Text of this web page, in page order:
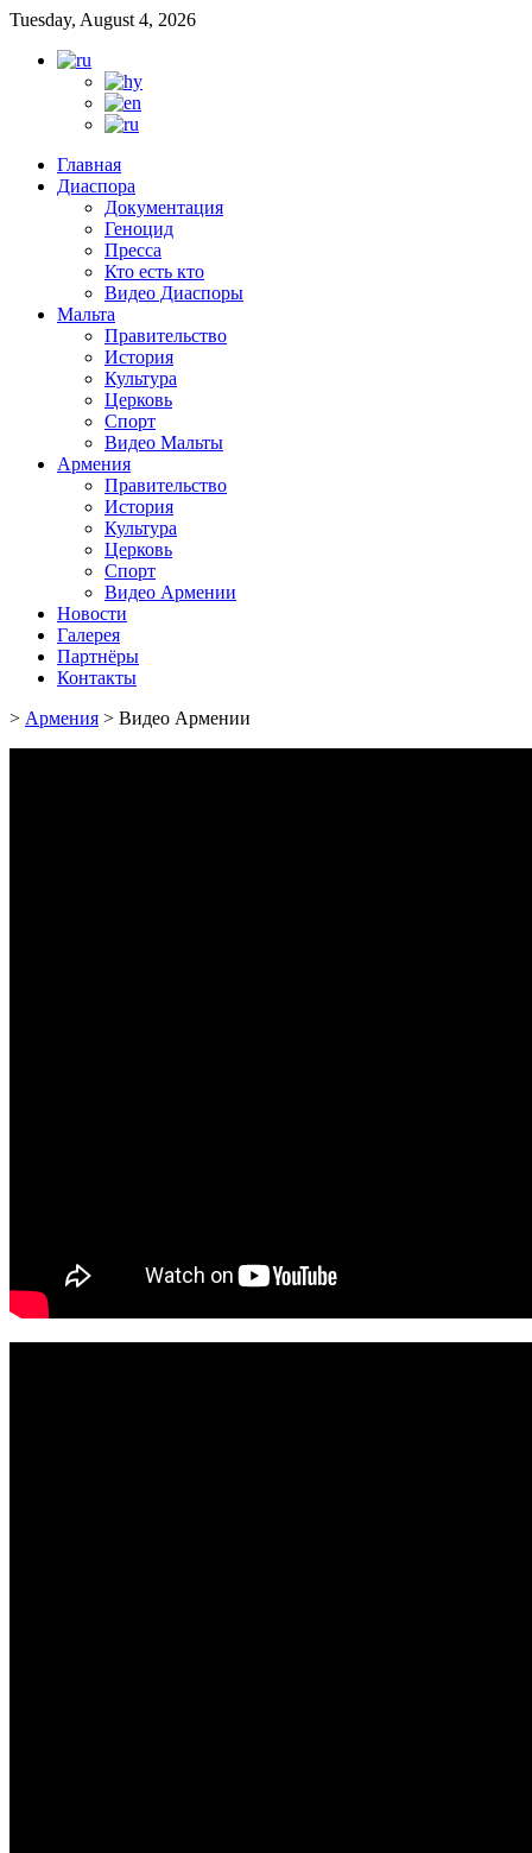
Tuesday, August 4, 2026
Главная
Диаспора
Документация
Геноцид
Пресса
Кто есть кто
Видео Диаспоры
Мальта
Правительство
История
Культура
Церковь
Спорт
Видео Мальты
Армения
Правительство
История
Культура
Церковь
Спорт
Видео Армении
Новости
Галерея
Партнёры
Контакты
> Армения > Видео Армении